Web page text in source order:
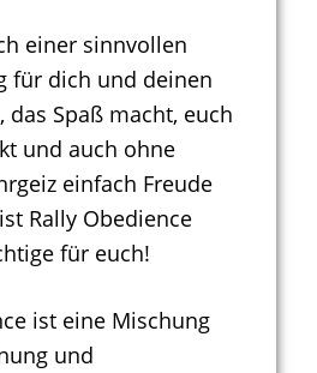
einer sinnvollen
für dich und deinen
das Spaß macht, euch
und auch ohne
einfach Freude
Rally Obedience
für euch!
ist eine Mischung
und